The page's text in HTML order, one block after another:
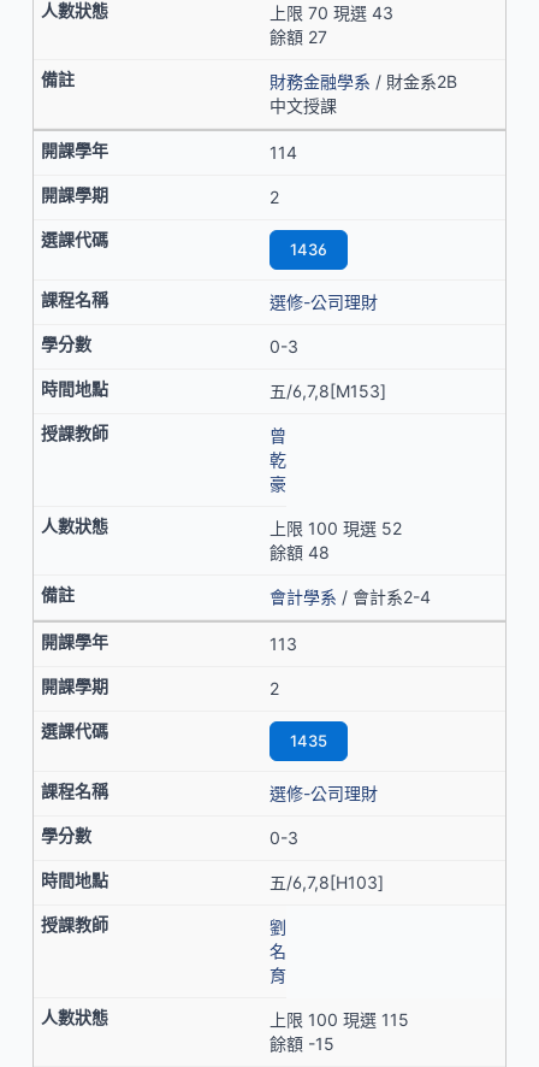
上限 70 現選 43
餘額 27
財務金融學系 / 財金系2B
中文授課
114
2
1436
選修-公司理財
0-3
五/6,7,8[M153]
曾
乾
豪
上限 100 現選 52
餘額 48
會計學系 / 會計系2-4
113
2
1435
選修-公司理財
0-3
五/6,7,8[H103]
劉
名
育
上限 100 現選 115
餘額 -15